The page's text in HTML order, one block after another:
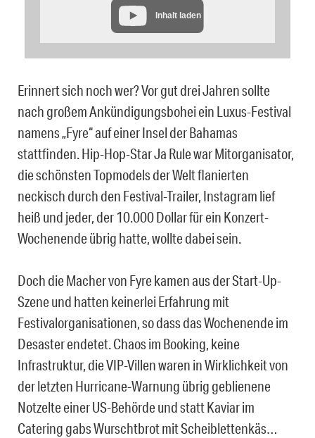
Inhalt laden
Erinnert sich noch wer? Vor gut drei Jahren sollte
nach großem Ankündigungsbohei ein Luxus-Festival
namens „Fyre“ auf einer Insel der Bahamas
stattfinden. Hip-Hop-Star Ja Rule war Mitorganisator,
die schönsten Topmodels der Welt flanierten
neckisch durch den Festival-Trailer, Instagram lief
heiß und jeder, der 10.000 Dollar für ein Konzert-
Wochenende übrig hatte, wollte dabei sein.
Doch die Macher von Fyre kamen aus der Start-Up-
Szene und hatten keinerlei Erfahrung mit
Festivalorganisationen, so dass das Wochenende im
Desaster endetet. Chaos im Booking, keine
Infrastruktur, die VIP-Villen waren in Wirklichkeit von
der letzten Hurricane-Warnung übrig geblienene
Notzelte einer US-Behörde und statt Kaviar im
Catering gabs Wurschtbrot mit Scheiblettenkäs…